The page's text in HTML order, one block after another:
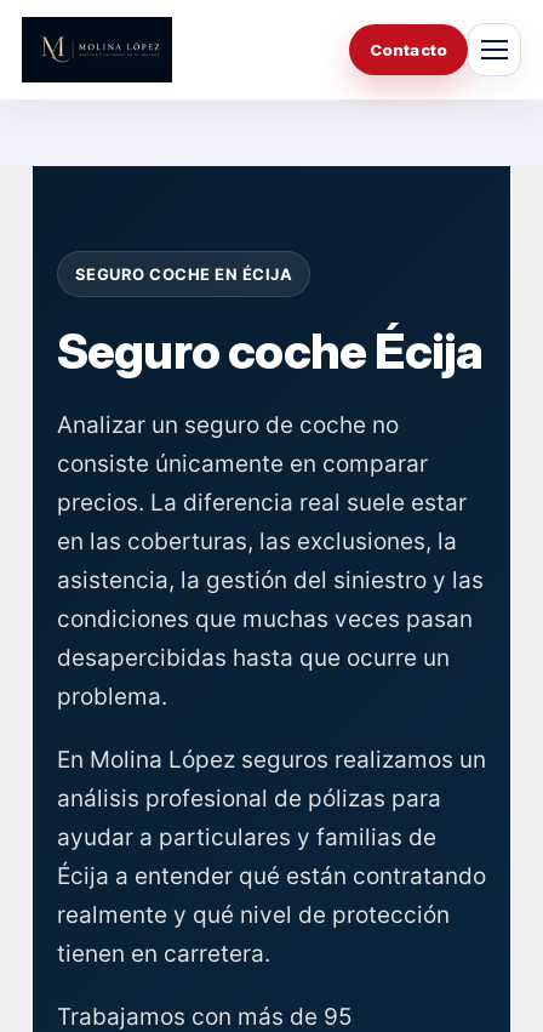
Saltar
contenido
Contacto
SEGURO COCHE EN ÉCIJA
Seguro coche Écija
Analizar un seguro de coche no
consiste únicamente en comparar
precios. La diferencia real suele estar
en las coberturas, las exclusiones, la
asistencia, la gestión del siniestro y las
condiciones que muchas veces pasan
desapercibidas hasta que ocurre un
problema.
En Molina López seguros realizamos un
análisis profesional de pólizas para
ayudar a particulares y familias de
Écija a entender qué están contratando
realmente y qué nivel de protección
tienen en carretera.
Trabajamos con más de 95